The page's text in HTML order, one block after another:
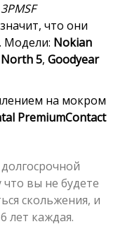
3PMSF
что они
Модели: Nokian
North 5, Goodyear
на мокром
PremiumContact
вы не будете
скольжения, и
лет каждая.